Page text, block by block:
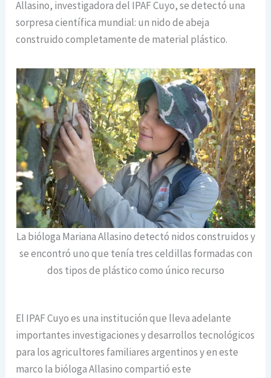
Allasino, investigadora del IPAF Cuyo, se detectó una
sorpresa científica mundial: un nido de abeja
construido completamente de material plástico.
La bióloga Mariana Allasino detectó nidos construidos y
se encontró uno que tenía tres celdillas formadas con
dos tipos de plástico como único recurso
El IPAF Cuyo es una institución que lleva adelante
importantes investigaciones y desarrollos tecnológicos
para los agricultores familiares argentinos y en este
marco la bióloga Allasino compartió este